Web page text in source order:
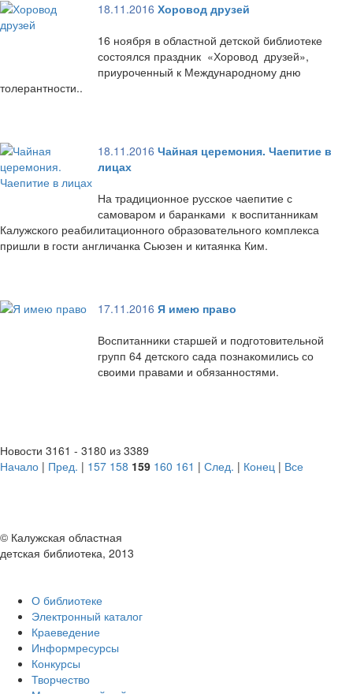
18.11.2016 Хоровод друзей
16 ноября в областной детской библиотеке
состоялся праздник «Хоровод друзей»,
приуроченный к Международному дню
толерантности..
18.11.2016 Чайная церемония. Чаепитие в
лицах
На традиционное русское чаепитие с
самоваром и баранками к воспитанникам
Калужского реабилитационного образовательного комплекса
пришли в гости англичанка Сьюзен и китаянка Ким.
17.11.2016 Я имею право
Воспитанники старшей и подготовительной
групп 64 детского сада познакомились со
своими правами и обязанностями.
Новости 3161 - 3180 из 3389
Начало | Пред. | 157 158 159 160 161 | След. | Конец | Все
© Калужская областная
детская библиотека, 2013
О библиотеке
Электронный каталог
Краеведение
Информресурсы
Конкурсы
Творчество